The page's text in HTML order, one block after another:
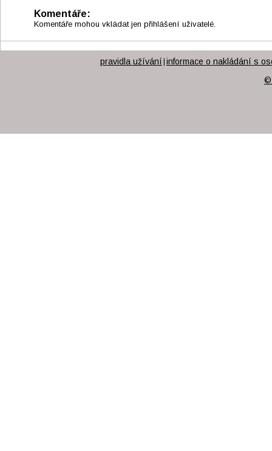
Komentáře:
Komentáře mohou vkládat jen přihlášení uživatelé.
pravidla užívání informace o nakládání s
©